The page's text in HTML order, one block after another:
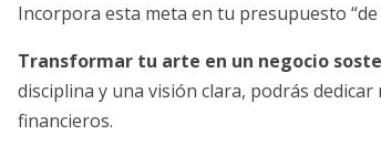
Incorpora esta meta en tu presupuesto
Transformar tu arte en un negocio
disciplina y una visión clara, podrás
financieros.